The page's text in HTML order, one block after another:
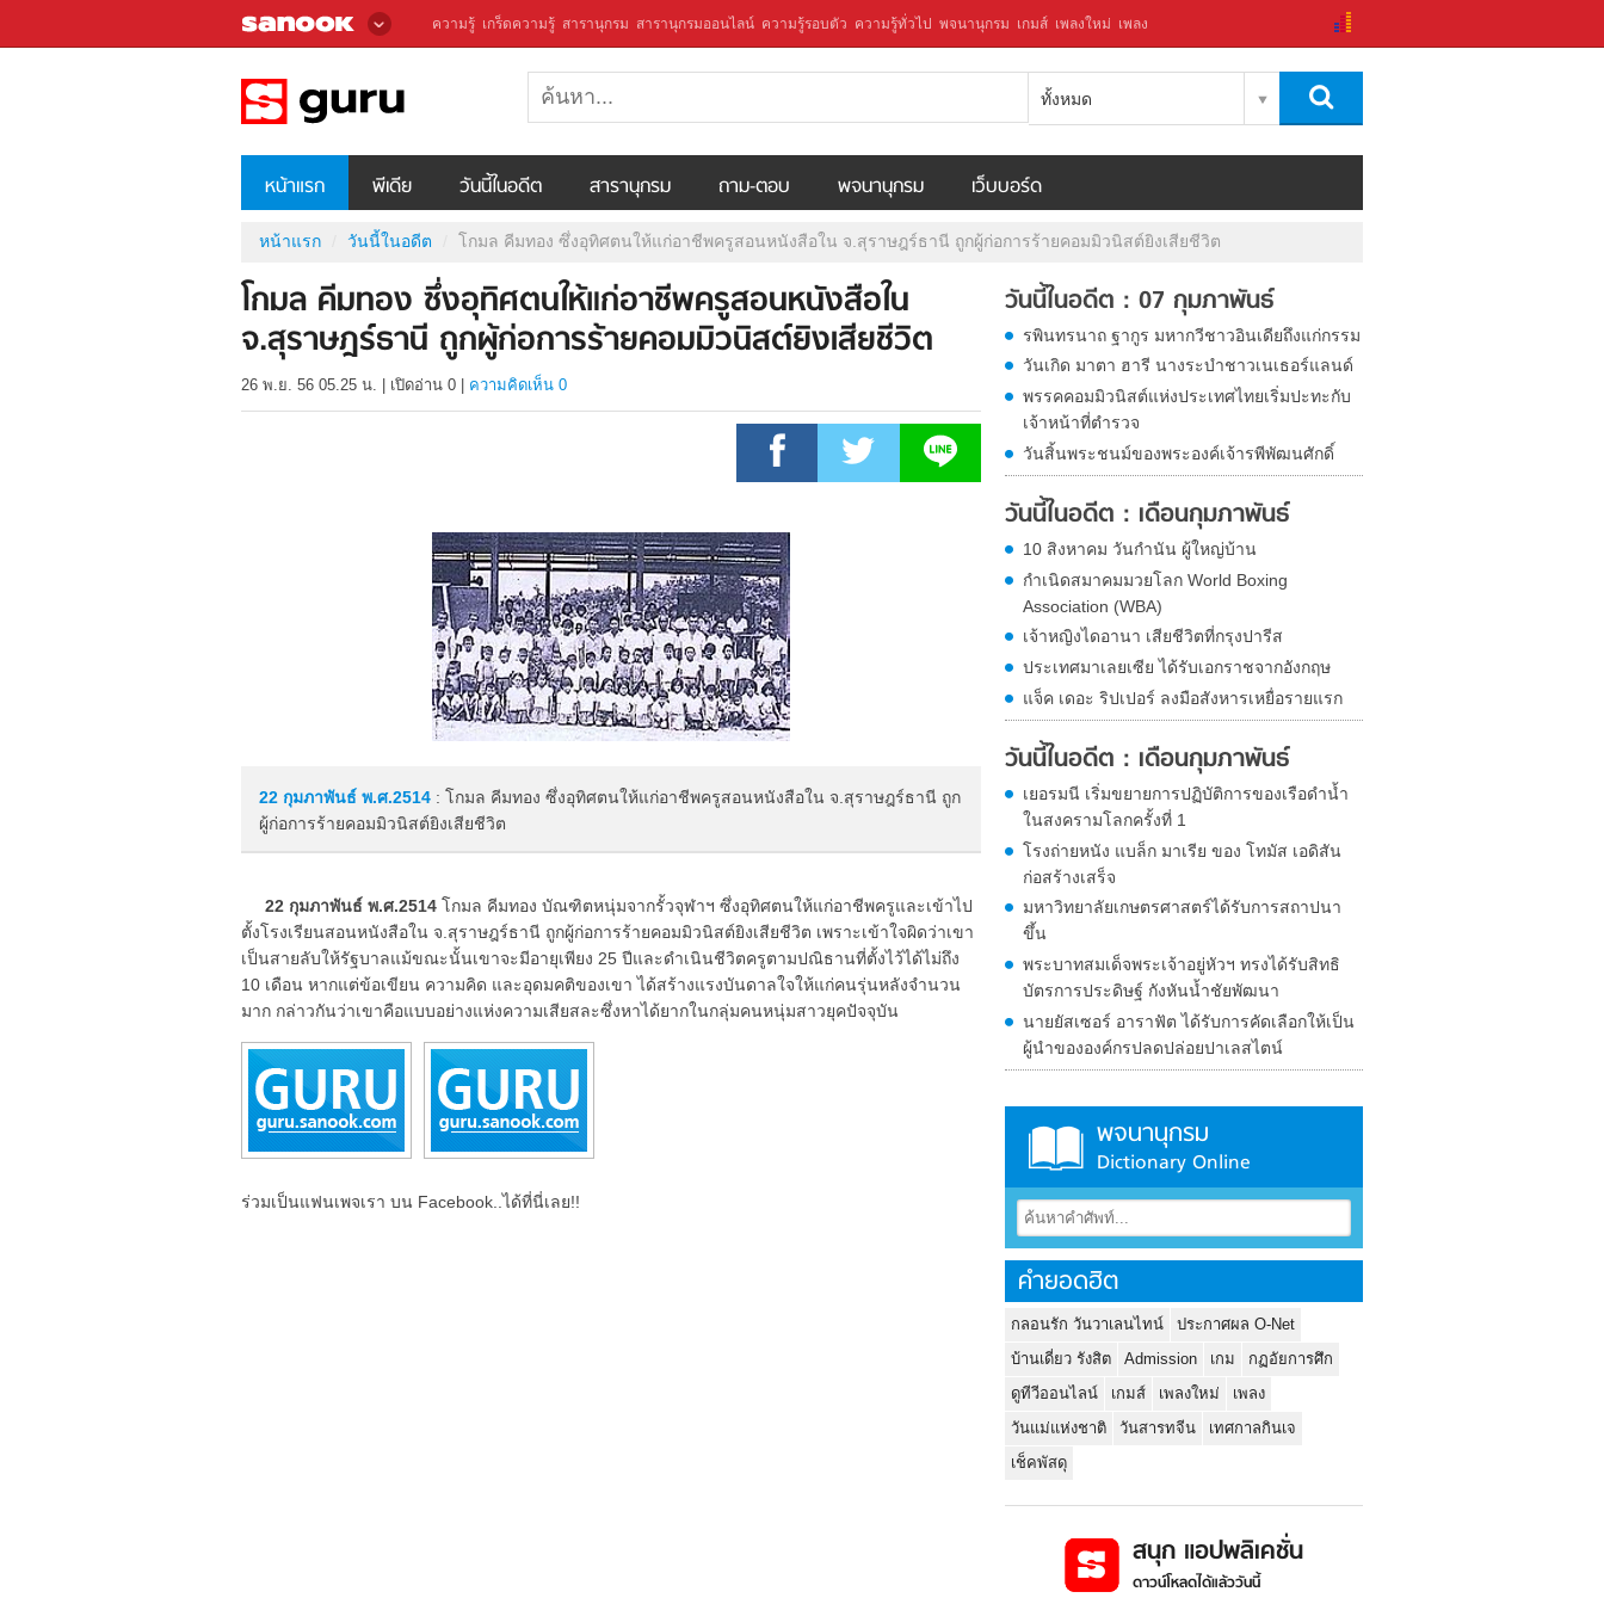
ความรู้ เกร็ดความรู้ สารานุกรม สารานุกรมออนไลน์ ความรู้รอบตัว ความรู้ทั่วไป พจนานุกรม เกมส์ เพลงใหม่ เพลง
ทั้งหมด
หน้าแรก พีเดีย วันนี้ในอดีต สารานุกรม ถาม-ตอบ พจนานุกรม เว็บบอร์ด
หน้าแรก วันนี้ในอดีต โกมล คีมทอง ซึ่งอุทิศตนให้แก่อาชีพครูสอนหนังสือใน จ.สุราษฎร์ธานี ถูกผู้ก่อการร้ายคอมมิวนิสต์ยิงเสียชีวิต
โกมล คีมทอง ซึ่งอุทิศตนให้แก่อาชีพครูสอนหนังสือใน
จ.สุราษฎร์ธานี ถูกผู้ก่อการร้ายคอมมิวนิสต์ยิงเสียชีวิต
26 พ.ย. 56 05.25 น. เปิดอ่าน 0 ความคิดเห็น 0
22 กุมภาพันธ์ พ.ศ.2514 : โกมล คีมทอง ซึ่งอุทิศตนให้แก่อาชีพครูสอนหนังสือใน จ.สุราษฎร์ธานี ถูก
ผู้ก่อการร้ายคอมมิวนิสต์ยิงเสียชีวิต
22 กุมภาพันธ์ พ.ศ.2514 โกมล คีมทอง บัณฑิตหนุ่มจากรั้วจุฬาฯ ซึ่งอุทิศตนให้แก่อาชีพครูและเข้าไป
ตั้งโรงเรียนสอนหนังสือใน จ.สุราษฎร์ธานี ถูกผู้ก่อการร้ายคอมมิวนิสต์ยิงเสียชีวิต เพราะเข้าใจผิดว่าเขา
เป็นสายลับให้รัฐบาลแม้ขณะนั้นเขาจะมีอายุเพียง 25 ปีและดำเนินชีวิตครูตามปณิธานที่ตั้งไว้ได้ไม่ถึง
10 เดือน หากแต่ข้อเขียน ความคิด และอุดมคติของเขา ได้สร้างแรงบันดาลใจให้แก่คนรุ่นหลังจำนวน
มาก กล่าวกันว่าเขาคือแบบอย่างแห่งความเสียสละซึ่งหาได้ยากในกลุ่มคนหนุ่มสาวยุคปัจจุบัน
ร่วมเป็นแฟนเพจเรา บน Facebook..ได้ที่นี่เลย!!
วันนี้ในอดีต : 07 กุมภาพันธ์
รพินทรนาถ ฐากูร มหากวีชาวอินเดียถึงแก่กรรม
วันเกิด มาตา ฮารี นางระบำชาวเนเธอร์แลนด์
พรรคคอมมิวนิสต์แห่งประเทศไทยเริ่มปะทะกับ
เจ้าหน้าที่ตำรวจ
วันสิ้นพระชนม์ของพระองค์เจ้ารพีพัฒนศักดิ์
วันนี้ในอดีต : เดือนกุมภาพันธ์
10 สิงหาคม วันกำนัน ผู้ใหญ่บ้าน
กำเนิดสมาคมมวยโลก World Boxing
Association (WBA)
เจ้าหญิงไดอานา เสียชีวิตที่กรุงปารีส
ประเทศมาเลยเซีย ได้รับเอกราชจากอังกฤษ
แจ็ค เดอะ ริปเปอร์ ลงมือสังหารเหยื่อรายแรก
วันนี้ในอดีต : เดือนกุมภาพันธ์
เยอรมนี เริ่มขยายการปฏิบัติการของเรือดำน้ำ
ในสงครามโลกครั้งที่ 1
โรงถ่ายหนัง แบล็ก มาเรีย ของ โทมัส เอดิสัน
ก่อสร้างเสร็จ
มหาวิทยาลัยเกษตรศาสตร์ได้รับการสถาปนา
ขึ้น
พระบาทสมเด็จพระเจ้าอยู่หัวฯ ทรงได้รับสิทธิ
บัตรการประดิษฐ์ กังหันน้ำชัยพัฒนา
นายยัสเซอร์ อาราฟัต ได้รับการคัดเลือกให้เป็น
ผู้นำขององค์กรปลดปล่อยปาเลสไตน์
พจนานุกรม
Dictionary Online
คำยอดฮิต
กลอนรัก วันวาเลนไทน์
ประกาศผล O-Net
บ้านเดี่ยว รังสิต
Admission เกม
กฏอัยการศึก
ดูทีวีออนไลน์
เกมส์ เพลงใหม่
เพลง
วันแม่แห่งชาติ
วันสารทจีน
เทศกาลกินเจ
เช็คพัสดุ
สนุก แอปพลิเคชั่น
ดาวน์โหลดได้แล้ววันนี้